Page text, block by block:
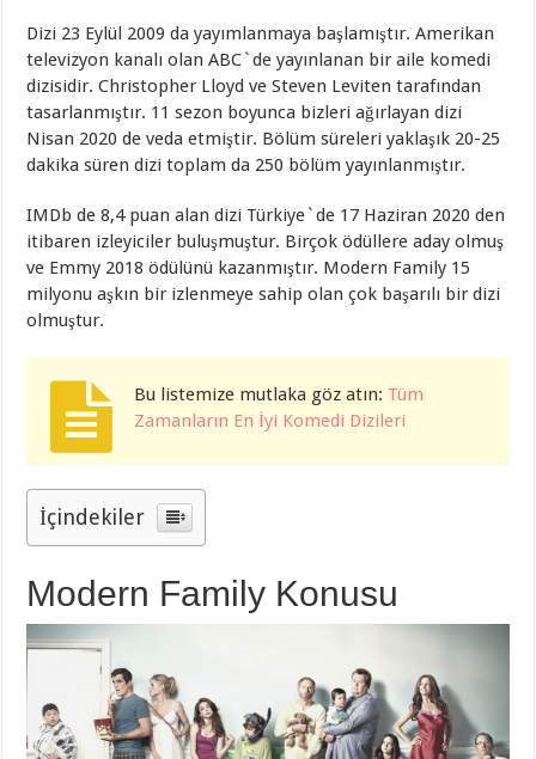
Dizi 23 Eylül 2009 da yayımlanmaya başlamıştır. Amerikan
televizyon kanalı olan ABC`de yayınlanan bir aile komedi
dizisidir. Christopher Lloyd ve Steven Leviten tarafından
tasarlanmıştır. 11 sezon boyunca bizleri ağırlayan dizi
Nisan 2020 de veda etmiştir. Bölüm süreleri yaklaşık 20-25
dakika süren dizi toplam da 250 bölüm yayınlanmıştır.
IMDb de 8,4 puan alan dizi Türkiye`de 17 Haziran 2020 den
itibaren izleyiciler buluşmuştur. Birçok ödüllere aday olmuş
ve Emmy 2018 ödülünü kazanmıştır. Modern Family 15
milyonu aşkın bir izlenmeye sahip olan çok başarılı bir dizi
olmuştur.
Bu listemize mutlaka göz atın: Tüm
Zamanların En İyi Komedi Dizileri
İçindekiler
Modern Family Konusu